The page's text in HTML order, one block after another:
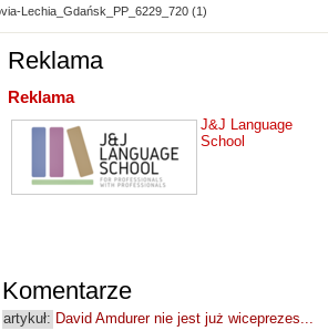
Lechia_Gdańsk_PP_6229_720 (1)
Reklama
Reklama
J&J Language
School
Komentarze
artykuł: David Amdurer nie jest już wiceprezes...